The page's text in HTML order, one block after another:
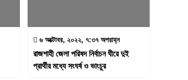
৬ অক্টোবর, ২০২২, ৭:৩৭ অপরাহ্ন
রাজশাহী জেলা পরিষদ নির্বাচন ঘীরে দুই
প্রার্থীর মধ্যে সংঘর্ষ ও ভাংচুর